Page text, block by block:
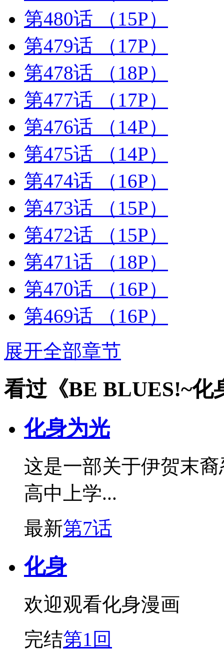
第480话
（15P）
第479话
（17P）
第478话
（18P）
第477话
（17P）
第476话
（14P）
第475话
（14P）
第474话
（16P）
第473话
（15P）
第472话
（15P）
第471话
（18P）
第470话
（16P）
第469话
（16P）
展开全部章节
看过《BE BLUES!~化
化身为光
这是一部关于伊贺末
高中上学...
最新第7话
化身
欢迎观看化身漫画
完结第1回